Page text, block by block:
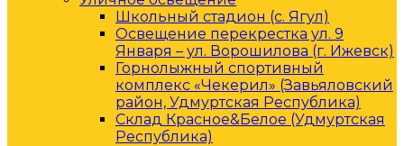
Школьный стадион (с. Ягул)
Освещение перекрестка ул. 9
Января – ул. Ворошилова (г. Ижевск)
Горнолыжный спортивный
комплекс «Чекерил» (Завьяловский
район, Удмуртская Республика)
Склад Красное&Белое (Удмуртская
Республика)